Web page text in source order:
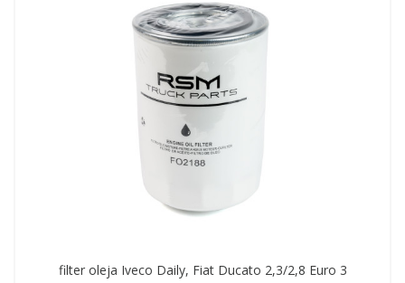
filter oleja Iveco Daily, Fiat Ducato 2,3/2,8 Euro 3